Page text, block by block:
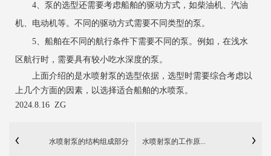
4、泵的选型还需要考虑船舶的驱动方式，如柴油机、汽油
机、电动机等。不同的驱动方式需要不同类型的泵。
5、船舶在不同的航行条件下需要不同的泵。例如，在浅水
区航行时，需要具有较小吃水深度的泵。
上面介绍的是水喷射泵的选型依据，选型时需要综合考虑以
上几个方面的因素，以选择适合船舶的水喷泵。
2024.8.16 ZG
水喷射泵的结构组成部分 水喷射泵的工作原...